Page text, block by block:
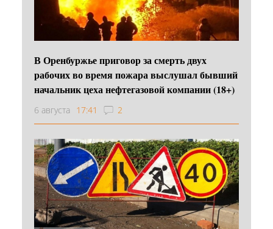
В Оренбуржье приговор за смерть двух
рабочих во время пожара выслушал бывший
начальник цеха нефтегазовой компании (18+)
6 августа 17:41 2